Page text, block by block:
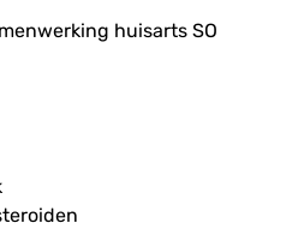
huisarts SO